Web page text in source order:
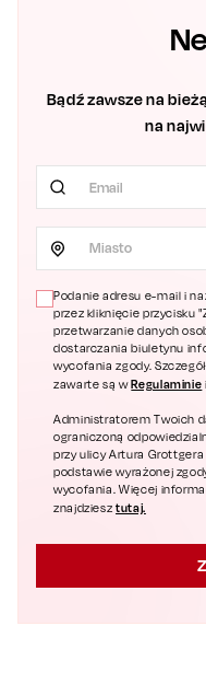
Bądź zawsze na
na
Miasto
Podanie adresu e-mail i
przez kliknięcie przycisku
przetwarzanie danych
dostarczania biuletynu
wycofania zgody.
zawarte są wRegulaminie i
Administratorem Twoich
ograniczoną
przy ulicy Artura
podstawie wyrażonej
wycofania. Więcej
znajdziesztutaj.